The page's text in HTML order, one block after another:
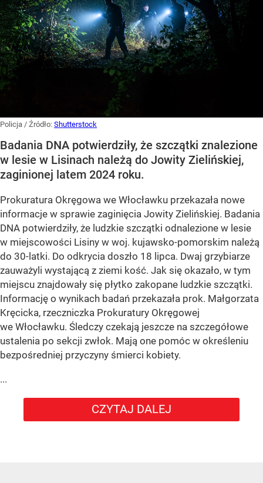
Policja / Źródło: Shutterstock
Badania DNA potwierdziły, że szczątki znalezione
w lesie w Lisinach należą do Jowity Zielińskiej,
zaginionej latem 2024 roku.
Prokuratura Okręgowa we Włocławku przekazała nowe
informacje w sprawie zaginięcia Jowity Zielińskiej. Badania
DNA potwierdziły, że ludzkie szczątki odnalezione w lesie
w miejscowości Lisiny w woj. kujawsko-pomorskim należą
do 30-latki. Do odkrycia doszło 18 lipca. Dwaj grzybiarze
zauważyli wystającą z ziemi kość. Jak się okazało, w tym
miejscu znajdowały się płytko zakopane ludzkie szczątki.
Informację o wynikach badań przekazała prok. Małgorzata
Kręcicka, rzeczniczka Prokuratury Okręgowej
we Włocławku. Śledczy czekają jeszcze na szczegółowe
ustalenia po sekcji zwłok. Mają one pomóc w określeniu
bezpośredniej przyczyny śmierci kobiety.
...
CZYTAJ DALEJ